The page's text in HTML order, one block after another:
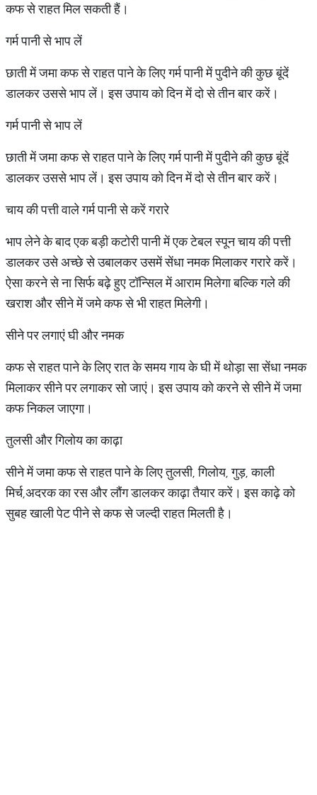
कफ से राहत मिल सकती हैं।
गर्म पानी से भाप लें
छाती में जमा कफ से राहत पाने के लिए गर्म पानी में पुदीने की कुछ बूंदें
डालकर उससे भाप लें। इस उपाय को दिन में दो से तीन बार करें।
गर्म पानी से भाप लें
छाती में जमा कफ से राहत पाने के लिए गर्म पानी में पुदीने की कुछ बूंदें
डालकर उससे भाप लें। इस उपाय को दिन में दो से तीन बार करें।
चाय की पत्ती वाले गर्म पानी से करें गरारे
भाप लेने के बाद एक बड़ी कटोरी पानी में एक टेबल स्पून चाय की पत्ती
डालकर उसे अच्छे से उबालकर उसमें सेंधा नमक मिलाकर गरारे करें।
ऐसा करने से ना सिर्फ बढ़े हुए टॉन्सिल में आराम मिलेगा बल्कि गले की
खराश और सीने में जमे कफ से भी राहत मिलेगी।
सीने पर लगाएं घी और नमक
कफ से राहत पाने के लिए रात के समय गाय के घी में थोड़ा सा सेंधा नमक
मिलाकर सीने पर लगाकर सो जाएं। इस उपाय को करने से सीने में जमा
कफ निकल जाएगा।
तुलसी और गिलोय का काढ़ा
सीने में जमा कफ से राहत पाने के लिए तुलसी, गिलोय, गुड़, काली
मिर्च,अदरक का रस और लौंग डालकर काढ़ा तैयार करें। इस काढ़े को
सुबह खाली पेट पीने से कफ से जल्दी राहत मिलती है।